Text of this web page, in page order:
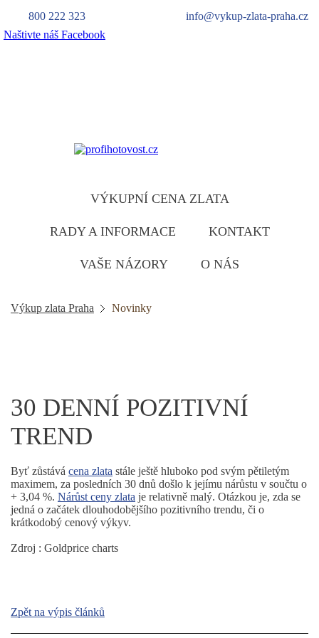
800 222 323
info@vykup-zlata-praha.cz
Naštivte náš Facebook
VÝKUPNÍ CENA ZLATA
RADY A INFORMACE KONTAKT
VAŠE NÁZORY O NÁS
Výkup zlata Praha Novinky
30 DENNÍ POZITIVNÍ
TREND
Byť zůstává cena zlata stále ještě hluboko pod svým pětiletým
maximem, za posledních 30 dnů došlo k jejímu nárůstu v součtu o
+ 3,04 %. Nárůst ceny zlata je relativně malý. Otázkou je, zda se
jedná o začátek dlouhodobějšího pozitivního trendu, či o
krátkodobý cenový výkyv.
Zdroj : Goldprice charts
Zpět na výpis článků